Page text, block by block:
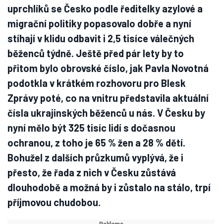
uprchlíků se Česko podle ředitelky azylové a
migrační politiky popasovalo dobře a nyní
stíhají v klidu odbavit i 2,5 tisíce válečných
běženců týdně. Ještě před pár lety by to
přitom bylo obrovské číslo, jak Pavla Novotná
podotkla v krátkém rozhovoru pro Blesk
Zprávy poté, co na vnitru představila aktuální
čísla ukrajinských běženců u nás. V Česku by
nyní mělo být 325 tisíc lidí s dočasnou
ochranou, z toho je 65 % žen a 28 % dětí.
Bohužel z dalších průzkumů vyplývá, že i
přesto, že řada z nich v Česku zůstává
dlouhodobě a možná by i zůstalo na stálo, trpí
příjmovou chudobou.